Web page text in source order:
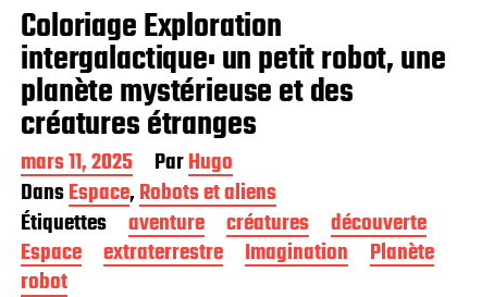
Coloriage Exploration
intergalactique: un petit robot, une
planète mystérieuse et des
créatures étranges
D
a
t
e
d
e
mars 11, 2025 ParHugo
DansEspace,Robots et aliens
Étiquettes
aventure créatures
découverte
Espace
extraterrestre Imagination
Planète
robot